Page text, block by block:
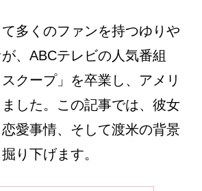
多くのファンを持つゆりや
、ABCテレビの人気番組
スクープ」を卒業し、アメリ
した。この記事では、彼女
愛事情、そして渡米の背景
り下げます。